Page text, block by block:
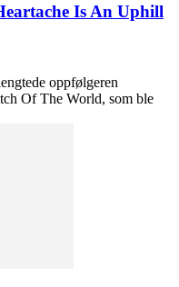
Is An Uphill
oppfølgeren
Of The World, som ble